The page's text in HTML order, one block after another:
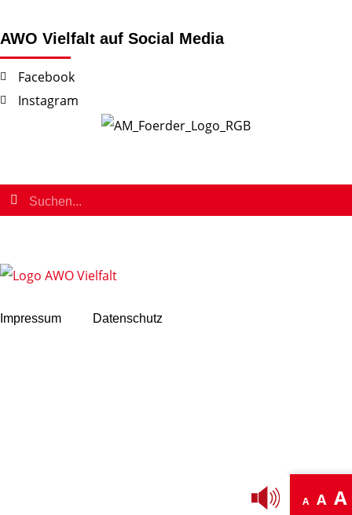
AWO Vielfalt auf Social Media
Facebook
Instagram
A A A
Impressum Datenschutz